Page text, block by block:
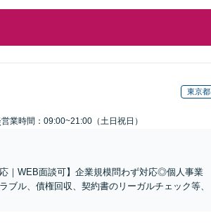
東京都
営業時間：09:00~21:00（土日祝日）
｜WEB面談可】企業規模問わず対応◎個人事業
ル、債権回収、契約書のリーガルチェック等、